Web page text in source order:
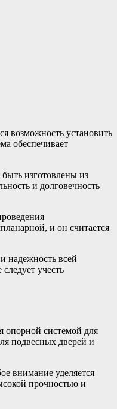
возможность установить
обеспечивает
изготовлены из
и долговечность
и он считается
надежность всей
учесть
опорной системой для
подвесных дверей и
внимание уделяется
прочностью и